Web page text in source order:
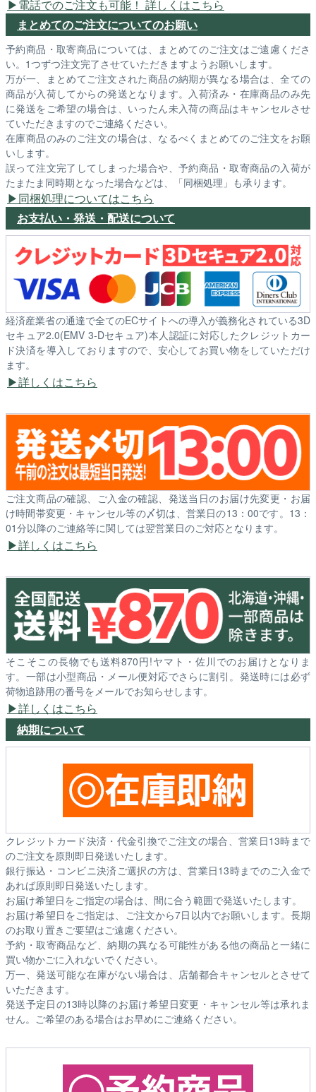
電話でのご注文も可能！ 詳しくはこちら
まとめてのご注文についてのお願い
予約商品・取寄商品については、まとめてのご注文はご遠慮くださ
い。1つずつ注文完了させていただきますようお願いします。
万が一、まとめてご注文された商品の納期が異なる場合は、全ての
商品が入荷してからの発送となります。入荷済み・在庫商品のみ先
に発送をご希望の場合は、いったん未入荷の商品はキャンセルさせ
ていただきますのでご連絡ください。
在庫商品のみのご注文の場合は、なるべくまとめてのご注文をお願
いします。
誤って注文完了してしまった場合や、予約商品・取寄商品の入荷が
たまたま同時期となった場合などは、「同梱処理」も承ります。
同梱処理についてはこちら
お支払い・発送・配送について
経済産業省の通達で全てのECサイトへの導入が義務化されている3D
セキュア2.0(EMV 3-Dセキュア)本人認証に対応したクレジットカー
ド決済を導入しておりますので、安心してお買い物をしていただけ
ます。
詳しくはこちら
ご注文商品の確認、ご入金の確認、発送当日のお届け先変更・お届
け時間帯変更・キャンセル等の〆切は、営業日の13：00です。13：
01分以降のご連絡等に関しては翌営業日のご対応となります。
詳しくはこちら
そこそこの長物でも送料870円!ヤマト・佐川でのお届けとなりま
す。一部は小型商品・メール便対応でさらに割引。発送時には必ず
荷物追跡用の番号をメールでお知らせします。
詳しくはこちら
納期について
クレジットカード決済・代金引換でご注文の場合、営業日13時まで
のご注文を原則即日発送いたします。
銀行振込・コンビニ決済ご選択の方は、営業日13時までのご入金で
あれば原則即日発送いたします。
お届け希望日をご指定の場合は、間に合う範囲で発送いたします。
お届け希望日をご指定は、ご注文から7日以内でお願いします。長期
のお取り置きご要望はご遠慮ください。
予約・取寄商品など、納期の異なる可能性がある他の商品と一緒に
買い物かごに入れないでください。
万一、発送可能な在庫がない場合は、店舗都合キャンセルとさせて
いただきます。
発送予定日の13時以降のお届け希望日変更・キャンセル等は承れま
せん。ご希望のある場合はお早めにご連絡ください。